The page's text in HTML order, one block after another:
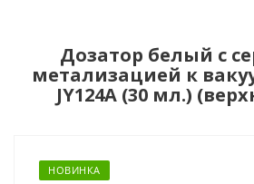
Дозатор белый с
метализацией к
JY124A (30 мл.)
НОВИНКА